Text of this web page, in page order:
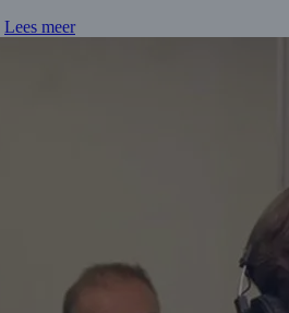
Lees meer